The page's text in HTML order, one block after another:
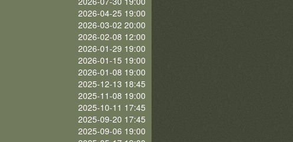
2026-04-25 19:00
2026-03-02 20:00
2026-02-08 12:00
2026-01-29 19:00
2026-01-15 19:00
2026-01-08 19:00
2025-12-13 18:45
2025-11-08 19:00
2025-10-11 17:45
2025-09-20 17:45
2025-09-06 19:00